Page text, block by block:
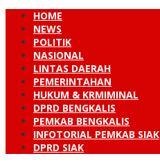
HOME
NEWS
POLITIK
NASIONAL
LINTAS DAERAH
PEMERINTAHAN
HUKUM & KRMIMINAL
DPRD BENGKALIS
PEMKAB BENGKALIS
INFOTORIAL PEMKAB SIAK
DPRD SIAK